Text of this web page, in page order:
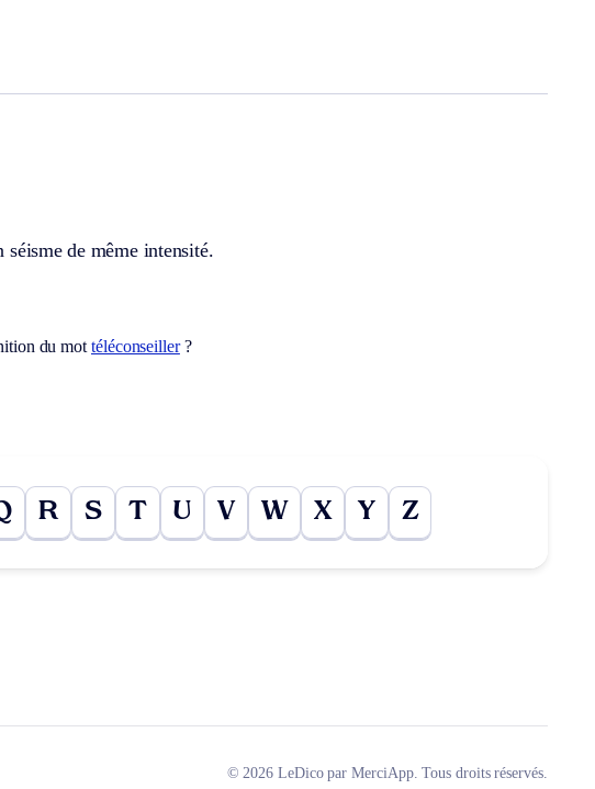
de même intensité.
du mottéléconseiller?
R S T U V W X Y Z
© 2026 LeDico par MerciApp. Tous droits réservés.